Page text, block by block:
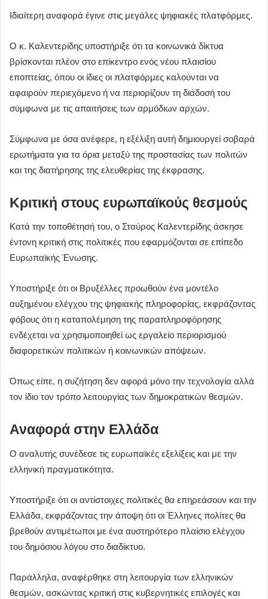
Ιδιαίτερη αναφορά έγινε στις μεγάλες ψηφιακές πλατφόρμες.
Ο κ. Καλεντερίδης υποστήριξε ότι τα κοινωνικά δίκτυα
βρίσκονται πλέον στο επίκεντρο ενός νέου πλαισίου
εποπτείας, όπου οι ίδιες οι πλατφόρμες καλούνται να
αφαιρούν περιεχόμενο ή να περιορίζουν τη διάδοσή του
σύμφωνα με τις απαιτήσεις των αρμόδιων αρχών.
Σύμφωνα με όσα ανέφερε, η εξέλιξη αυτή δημιουργεί σοβαρά
ερωτήματα για τα όρια μεταξύ της προστασίας των πολιτών
και της διατήρησης της ελευθερίας της έκφρασης.
Κριτική στους ευρωπαϊκούς θεσμούς
Κατά την τοποθέτησή του, ο Σταύρος Καλεντερίδης άσκησε
έντονη κριτική στις πολιτικές που εφαρμόζονται σε επίπεδο
Ευρωπαϊκής Ένωσης.
Υποστήριξε ότι οι Βρυξέλλες προωθούν ένα μοντέλο
αυξημένου ελέγχου της ψηφιακής πληροφορίας, εκφράζοντας
φόβους ότι η καταπολέμηση της παραπληροφόρησης
ενδέχεται να χρησιμοποιηθεί ως εργαλείο περιορισμού
διαφορετικών πολιτικών ή κοινωνικών απόψεων.
Όπως είπε, η συζήτηση δεν αφορά μόνο την τεχνολογία αλλά
τον ίδιο τον τρόπο λειτουργίας των δημοκρατικών θεσμών.
Αναφορά στην Ελλάδα
Ο αναλυτής συνέδεσε τις ευρωπαϊκές εξελίξεις και με την
ελληνική πραγματικότητα.
Υποστήριξε ότι οι αντίστοιχες πολιτικές θα επηρεάσουν και την
Ελλάδα, εκφράζοντας την άποψη ότι οι Έλληνες πολίτες θα
βρεθούν αντιμέτωποι με ένα αυστηρότερο πλαίσιο ελέγχου
του δημόσιου λόγου στο διαδίκτυο.
Παράλληλα, αναφέρθηκε στη λειτουργία των ελληνικών
θεσμών, ασκώντας κριτική στις κυβερνητικές επιλογές και